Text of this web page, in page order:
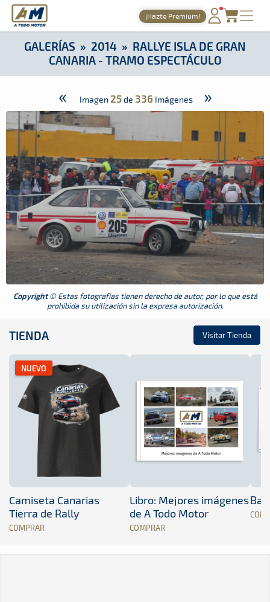
A Todo Motor · Revista del motor desde 1999
¡Hazte Premium!
PORTADA
TIEMPOS ONLINE
AGENDA
GALERÍAS
TIENDA
ARCHIVO
»
GALERÍAS » 2014 » RALLYE ISLA DE GRAN
CANARIA - TRAMO ESPECTÁCULO
« Imagen 25de 336 Imágenes »
Copyright© Estas fotografias tienen derecho de autor, por lo que está
prohibida su utilización sin la expresa autorización.
TIENDA Visitar Tienda
NUEVO
Camiseta Canarias
Tierra de Rally
COMPRAR
Libro: Mejores imágenes
de A Todo Motor
COMPRAR